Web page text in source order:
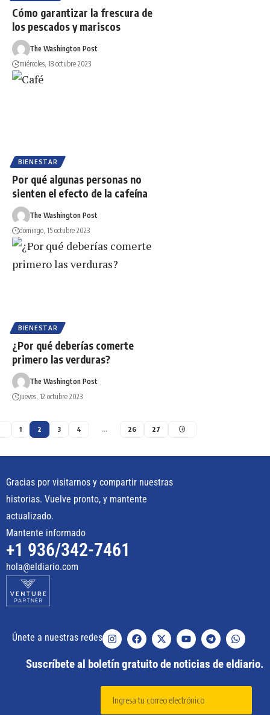
Cómo garantizar la frescura de
los pescados y mariscos
The Washington Post
miércoles, 18 octubre 2023
BIENESTAR
Por qué algunas personas no
sienten el efecto de la cafeína
The Washington Post
domingo, 15 octubre 2023
BIENESTAR
¿Por qué deberías comerte
primero las verduras?
The Washington Post
jueves, 12 octubre 2023
1 2 3 4 … 26 27
Gracias por visitarnos y compartir nuestras
historias. Vuelve pronto, y mantente
actualizado.
Mantente informado
+1 936/342-7461
hola@eldiario.com
Únete a nuestras redes
Suscríbete al boletín gratuito de noticias de eldiario.